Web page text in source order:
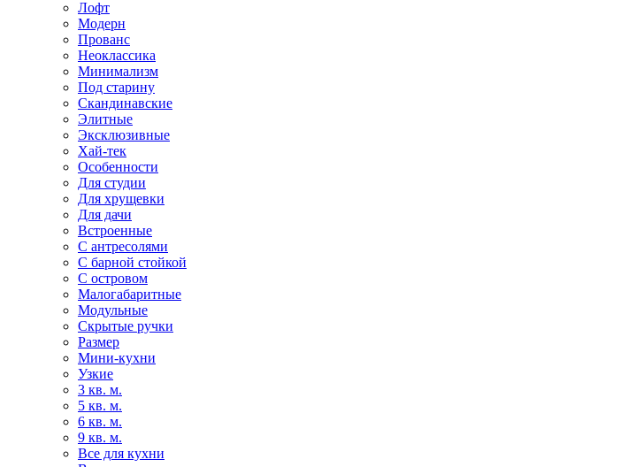
Лофт
Модерн
Прованс
Неоклассика
Минимализм
Под старину
Скандинавские
Элитные
Эксклюзивные
Хай-тек
Особенности
Для студии
Для хрущевки
Для дачи
Встроенные
С антресолями
С барной стойкой
С островом
Малогабаритные
Модульные
Скрытые ручки
Размер
Мини-кухни
Узкие
3 кв. м.
5 кв. м.
6 кв. м.
9 кв. м.
Все для кухни